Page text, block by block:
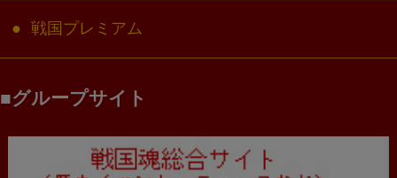
戦国プレミアム
グループサイト